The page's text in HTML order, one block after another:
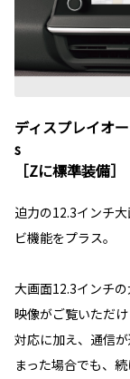
ディスプレイオ
s
［Zに標準装備］
迫力の12.3インチ
ビ機能をプラス。
大画面12.3インチ
映像がご覧いただ
対応に加え、通信
まった場合でも、